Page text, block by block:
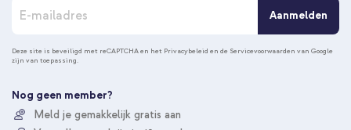
n
n
e
u
Aanmelden
Deze site is beveiligd met reCAPTCHA en het Privacybeleid en de Servicevoorwaarden van Google
zijn van toepassing.
Nog geen member?
Meld je gemakkelijk gratis aan